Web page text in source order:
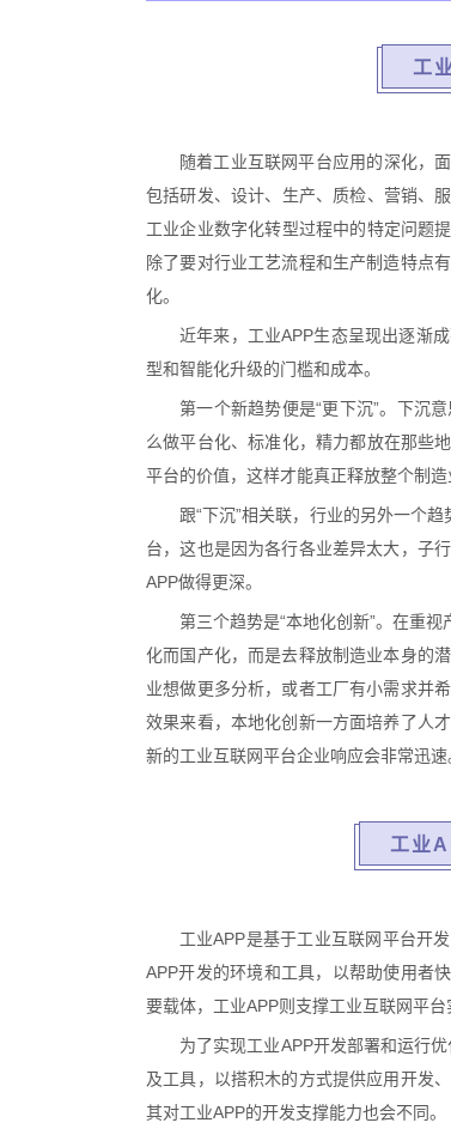
工
随着工业互联网平台应用的深化，
包括研发、设计、生产、质检、营销、
工业企业数字化转型过程中的特定问题
除了要对行业工艺流程和生产制造特点
化。
近年来，工业APP生态呈现出逐渐
型和智能化升级的门槛和成本。
第一个新趋势便是“更下沉”。下沉
么做平台化、标准化，精力都放在那些
平台的价值，这样才能真正释放整个制造
跟“下沉”相关联，行业的另外一个
台，这也是因为各行各业差异太大，子
APP做得更深。
第三个趋势是“本地化创新”。在重
化而国产化，而是去释放制造业本身的
业想做更多分析，或者工厂有小需求并
效果来看，本地化创新一方面培养了人
新的工业互联网平台企业响应会非常迅速
工业
工业APP是基于工业互联网平台开
APP开发的环境和工具，以帮助使用者
要载体，工业APP则支撑工业互联网平台
为了实现工业APP开发部署和运行
及工具，以搭积木的方式提供应用开发
其对工业APP的开发支撑能力也会不同。